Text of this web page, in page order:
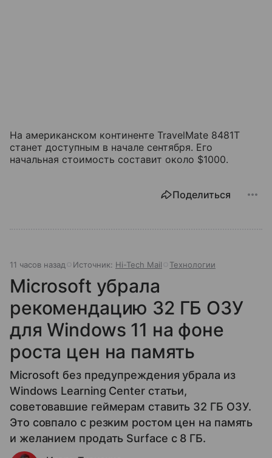
На американском континенте TravelMate 8481T
станет доступным в начале сентября. Его
начальная стоимость составит около $1000.
Поделиться
11 часов назад Источник: Hi-Tech Mail Технологии
Microsoft убрала
рекомендацию 32 ГБ ОЗУ
для Windows 11 на фоне
роста цен на память
Microsoft без предупреждения убрала из
Windows Learning Center статьи,
советовавшие геймерам ставить 32 ГБ ОЗУ.
Это совпало с резким ростом цен на память
и желанием продать Surface с 8 ГБ.